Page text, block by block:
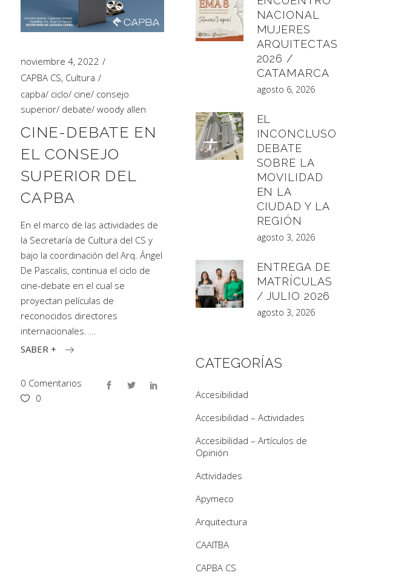
noviembre 4, 2022
CAPBA CS, Cultura
capba/ ciclo/ cine/ consejo
superior/ debate/ woody allen
CINE-DEBATE EN
EL CONSEJO
SUPERIOR DEL
CAPBA
En el marco de las actividades de
la Secretaría de Cultura del CS y
bajo la coordinación del Arq. Ángel
De Pascalis, continua el ciclo de
cine-debate en el cual se
proyectan películas de
reconocidos directores
internacionales.
SABER +
0 Comentarios
0
NACIONAL
MUJERES
ARQUITECTAS
2026 /
CATAMARCA
agosto 6, 2026
EL
INCONCLUSO
DEBATE
SOBRE LA
MOVILIDAD
EN LA
CIUDAD Y LA
REGIÓN
agosto 3, 2026
ENTREGA DE
MATRÍCULAS
/ JULIO 2026
agosto 3, 2026
CATEGORÍAS
Accesibilidad
Accesibilidad – Actividades
Accesibilidad – Artículos de
Opinión
Actividades
Apymeco
Arquitectura
CAAITBA
CAPBA CS